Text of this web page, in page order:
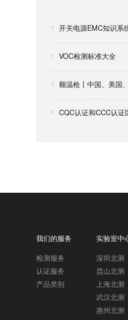
开关电源EMC知识系
VOC检测标准大全
CQC认证和CCC认证
我们的服务
检测服务
认证服务
产品类别
实验室中
深圳北测
昆山北测
上海北测
武汉北测
惠州北测